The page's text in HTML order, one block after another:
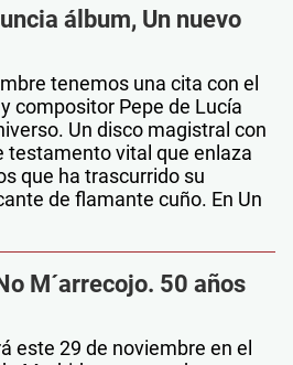
álbum, Un nuevo
tenemos una cita con el
compositor Pepe de Lucía
Un disco magistral con
testamento vital que enlaza
que ha trascurrido su
de flamante cuño. En Un
M´arrecojo. 50 años
este 29 de noviembre en el